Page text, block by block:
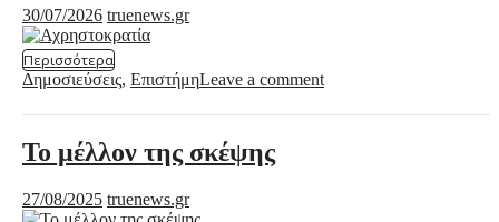
30/07/2026 truenews.gr
Περισσότερα
Δημοσιεύσεις, ΕπιστήμηLeave a comment
Το μέλλον της σκέψης
27/08/2025 truenews.gr